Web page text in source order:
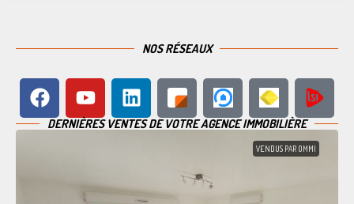
NOS RÉSEAUX
DERNIÈRES VENTES DE VOTRE AGENCE IMMOBILIÈRE
VENDUS PAR OMMI